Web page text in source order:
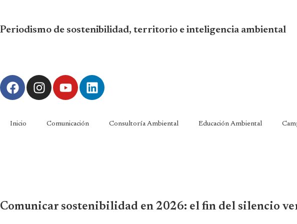
Periodismo de sostenibilidad, territorio e inteligencia ambiental
Inicio Comunicación Consultoría Ambiental Educación Ambiental
Comunicar sostenibilidad en 2026: el fin del silencio